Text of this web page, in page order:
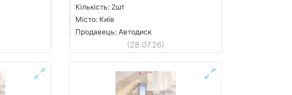
Кількість: 2шт
Місто: Київ
Продавець: Автодиск
(28.07.26)